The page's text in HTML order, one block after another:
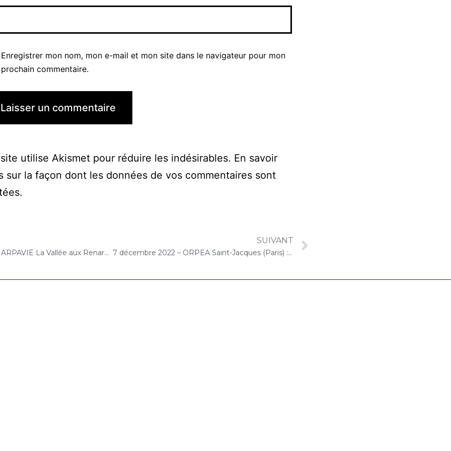
Enregistrer mon nom, mon e-mail et mon site dans le navigateur pour mon
prochain commentaire.
utilise Akismet pour réduire les indésirables. En savoir
sur la façon dont les données de vos commentaires sont
.
2 décembre 2022 – ARPAVIE La Vallée aux Renards (L’Haÿ-les-Roses) : Concert « Choco-Duo CelloPiano »
SUIVANT
7 décembre 2022 – ORPEA Saint-Jacques (Paris) : Concert « Cello Solo »